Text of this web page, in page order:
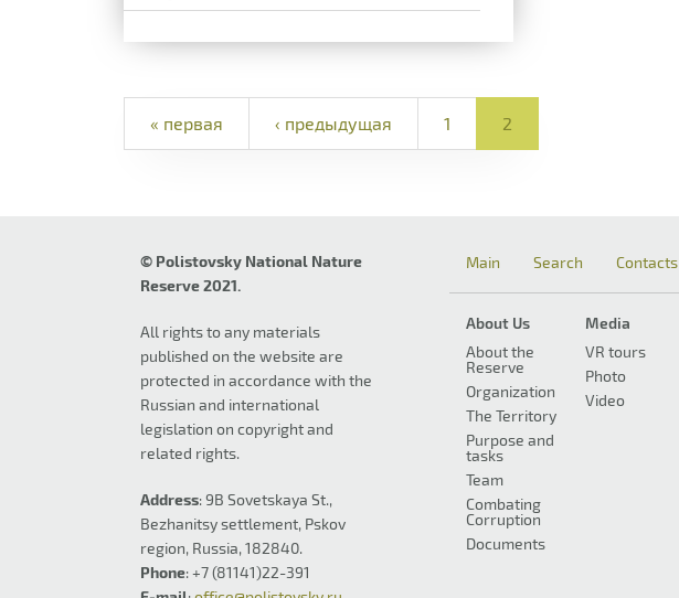
« первая ‹ предыдущая 1 2
© Polistovsky National Nature
Reserve 2021.
All rights to any materials
published on the website are
protected in accordance with the
Russian and international
legislation on copyright and
related rights.
Address: 9B Sovetskaya St.,
Bezhanitsy settlement, Pskov
region, Russia, 182840.
Phone: +7 (81141)22-391
Main Search Contacts
About Us
About the
Reserve
Organization
The Territory
Purpose and
tasks
Team
Combating
Corruption
Documents
Media
VR tours
Photo
Video